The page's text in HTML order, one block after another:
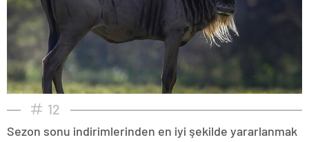
12
Sezon sonu indirimlerinden en iyi şekilde yararlanmak